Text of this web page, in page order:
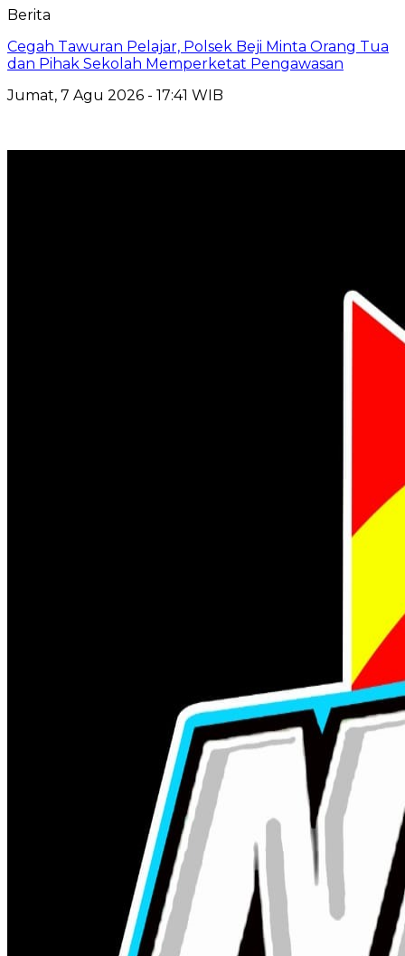
Berita
Cegah Tawuran Pelajar, Polsek Beji Minta Orang Tua
dan Pihak Sekolah Memperketat Pengawasan
Jumat, 7 Agu 2026 - 17:41 WIB